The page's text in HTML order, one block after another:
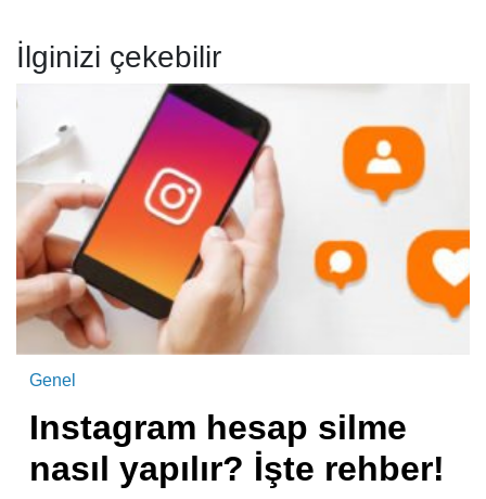
İlginizi çekebilir
Genel
Instagram hesap silme
nasıl yapılır? İşte rehber!